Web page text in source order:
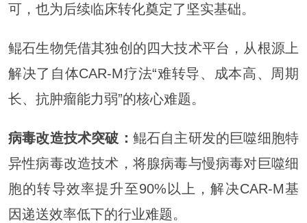
可，也为后续临床转化奠定了坚实基础。
鲲石生物凭借其独创的四大技术平台，从根源上
解决了自体CAR-M疗法“难转导、成本高、周期
长、抗肿瘤能力弱”的核心难题。
病毒改造技术突破： 鲲石自主研发的巨噬细胞特
异性病毒改造技术，将腺病毒与慢病毒对巨噬细
胞的转导效率提升至90%以上，解决CAR-M基
因递送效率低下的行业难题。